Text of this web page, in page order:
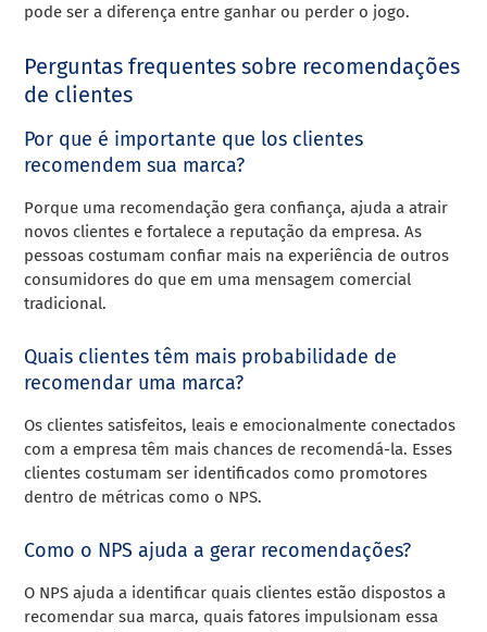
pode ser a diferença entre ganhar ou perder o jogo.
Perguntas frequentes sobre recomendações
de clientes
Por que é importante que los clientes
recomendem sua marca?
Porque uma recomendação gera confiança, ajuda a atrair
novos clientes e fortalece a reputação da empresa. As
pessoas costumam confiar mais na experiência de outros
consumidores do que em uma mensagem comercial
tradicional.
Quais clientes têm mais probabilidade de
recomendar uma marca?
Os clientes satisfeitos, leais e emocionalmente conectados
com a empresa têm mais chances de recomendá-la. Esses
clientes costumam ser identificados como promotores
dentro de métricas como o NPS.
Como o NPS ajuda a gerar recomendações?
O NPS ajuda a identificar quais clientes estão dispostos a
recomendar sua marca, quais fatores impulsionam essa